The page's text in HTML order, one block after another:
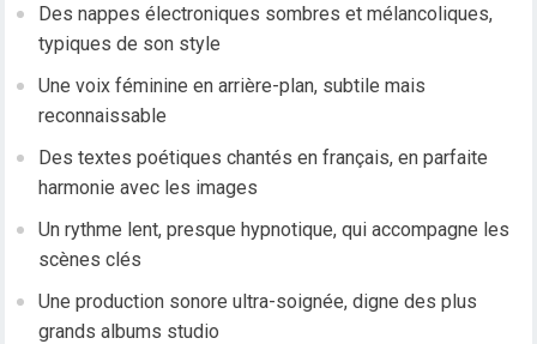
Des nappes électroniques sombres et mélancoliques,
typiques de son style
Une voix féminine en arrière-plan, subtile mais
reconnaissable
Des textes poétiques chantés en français, en parfaite
harmonie avec les images
Un rythme lent, presque hypnotique, qui accompagne les
scènes clés
Une production sonore ultra-soignée, digne des plus
grands albums studio